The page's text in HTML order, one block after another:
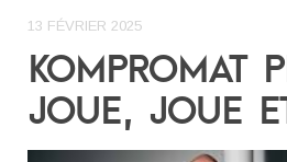
13 FÉVRIER 2025
KOMPROMAT
JOUE, JOUE